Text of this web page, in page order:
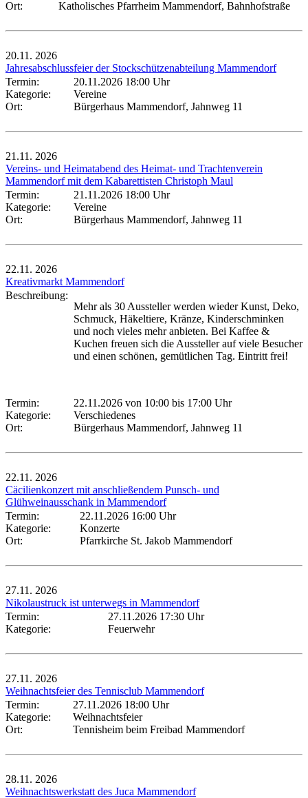
Ort: Katholisches Pfarrheim Mammendorf, Bahnhofstraße
20.11. 2026
Jahresabschlussfeier der Stockschützenabteilung Mammendorf
Termin:
20.11.2026 18:00 Uhr
Kategorie:
Vereine
Ort:
Bürgerhaus Mammendorf, Jahnweg 11
21.11. 2026
Vereins- und Heimatabend des Heimat- und Trachtenverein
Mammendorf mit dem Kabarettisten Christoph Maul
Termin:
21.11.2026 18:00 Uhr
Kategorie:
Vereine
Ort:
Bürgerhaus Mammendorf, Jahnweg 11
22.11. 2026
Kreativmarkt Mammendorf
Beschreibung:
Mehr als 30 Aussteller werden wieder Kunst, Deko,
Schmuck, Häkeltiere, Kränze, Kinderschminken
und noch vieles mehr anbieten. Bei Kaffee &
Kuchen freuen sich die Aussteller auf viele Besucher
und einen schönen, gemütlichen Tag. Eintritt frei!
Termin: 22.11.2026 von 10:00 bis 17:00 Uhr
Kategorie:
Verschiedenes
Ort:
Bürgerhaus Mammendorf, Jahnweg 11
22.11. 2026
Cäcilienkonzert mit anschließendem Punsch- und
Glühweinausschank in Mammendorf
Termin:
22.11.2026 16:00 Uhr
Kategorie:
Konzerte
Ort:
Pfarrkirche St. Jakob Mammendorf
27.11. 2026
Nikolaustruck ist unterwegs in Mammendorf
Termin:
27.11.2026 17:30 Uhr
Kategorie:
Feuerwehr
27.11. 2026
Weihnachtsfeier des Tennisclub Mammendorf
Termin:
27.11.2026 18:00 Uhr
Kategorie:
Weihnachtsfeier
Ort:
Tennisheim beim Freibad Mammendorf
28.11. 2026
Weihnachtswerkstatt des Juca Mammendorf